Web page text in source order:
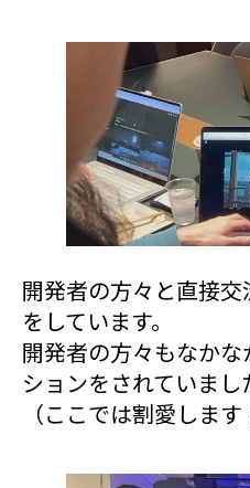
開発者の方々と直接
をしています。
開発者の方々もなか
ションをされていまし
（ここでは割愛します